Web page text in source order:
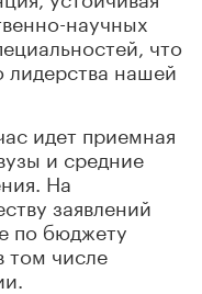
научных
что
лидерства нашей
идет приемная
и средние
На
заявлений
по бюджету
том числе